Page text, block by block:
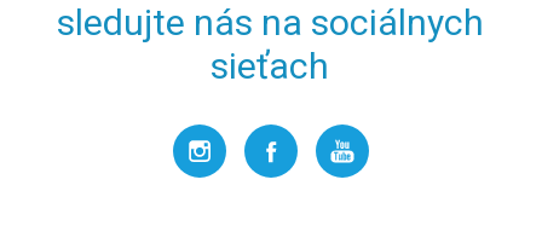
sledujte nás na sociálnych
sieťach